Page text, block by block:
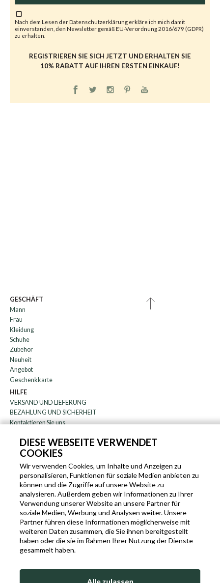
DIESE WEBSEITE VERWENDET
COOKIES
Wir verwenden Cookies, um Inhalte und Anzeigen zu
personalisieren, Funktionen für soziale Medien anbieten zu
können und die Zugriffe auf unsere Website zu
analysieren. Außerdem geben wir Informationen zu Ihrer
Verwendung unserer Website an unsere Partner für
soziale Medien, Werbung und Analysen weiter. Unsere
Partner führen diese Informationen möglicherweise mit
weiteren Daten zusammen, die Sie ihnen bereitgestellt
haben oder die sie im Rahmen Ihrer Nutzung der Dienste
gesammelt haben.
Nach dem Lesen derDatenschutzerklärung erkläre ich mich damit
einverstanden, den Newsletter gemäß EU-Verordnung 2016/679 (GDPR)
zu erhalten.
REGISTRIEREN SIE SICH JETZT UND ERHALTEN SIE
10% RABATT AUF IHREN ERSTEN EINKAUF!
GESCHÄFT
Mann
Frau
Kleidung
Schuhe
Zubehör
Neuheit
Angebot
Geschenkkarte
HILFE
VERSAND UND LIEFERUNG
BEZAHLUNG UND SICHERHEIT
Kontaktieren Sie uns
DAS UNTERNEHMEN
Rundschreiben
über uns
Blog
Partnerprogramm
EN IT FR DE